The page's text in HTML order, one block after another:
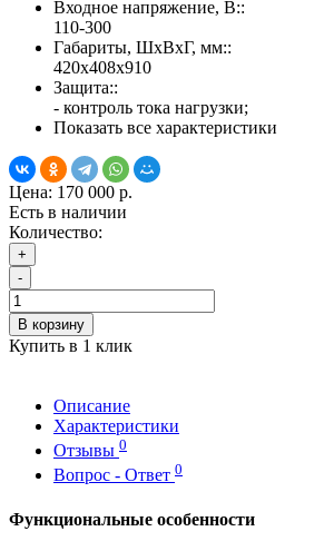
Входное напряжение, В::
110-300
Габариты, ШхВхГ, мм::
420х408х910
Защита::
- контроль тока нагрузки;
Показать все характеристики
Цена: 170 000 р.
Есть в наличии
Количество:
+
-
В корзину
Купить в 1 клик
Описание
Характеристики
Отзывы 0
Вопрос - Ответ 0
Функциональные особенности